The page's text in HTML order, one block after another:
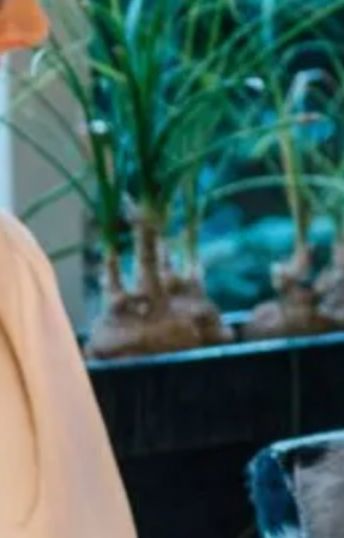
persoon
in de regio Zuid-Kennemerland
Heemstede en Zandvoort).
beide aanvragers.
Dan moet je een uittreksel uit de